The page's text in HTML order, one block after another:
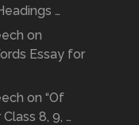
…
on
Essay for
on “Of
8, 9, …